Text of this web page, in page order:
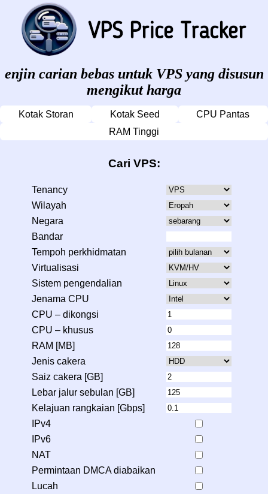
enjin carian bebas untuk VPS yang disusun
mengikut harga
Kotak Storan Kotak Seed
CPU Pantas
RAM Tinggi
Cari VPS:
Tenancy
Wilayah
Negara
Bandar
Tempoh perkhidmatan
Virtualisasi
Sistem pengendalian
Jenama CPU
CPU – dikongsi
CPU – khusus
RAM [MB]
Jenis cakera
Saiz cakera [GB]
Lebar jalur sebulan [GB]
Kelajuan rangkaian [Gbps]
IPv4
IPv6
NAT
Permintaan DMCA diabaikan
Lucah